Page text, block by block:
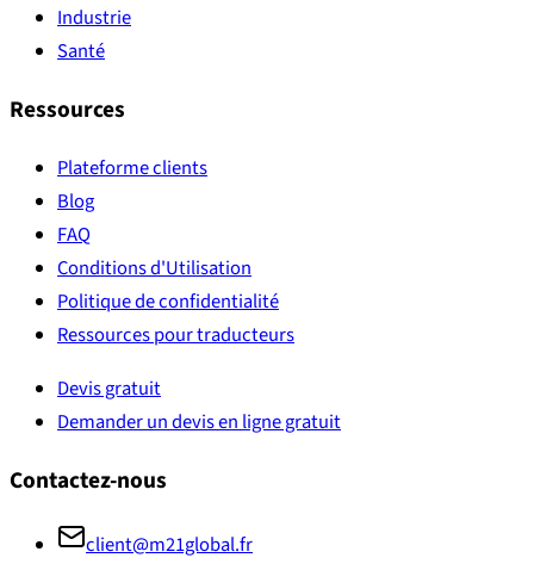
Industrie
Santé
Ressources
Plateforme clients
Blog
FAQ
Conditions d'Utilisation
Politique de confidentialité
Ressources pour traducteurs
Devis gratuit
Demander un devis en ligne gratuit
Contactez-nous
client@m21global.fr